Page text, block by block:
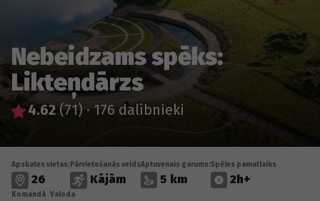
Nebeidzams spēks:
Likteņdārzs
4.62(71) · 176 dalībnieki
Apskates vietas:
26
Pārvietošanās veids
Kājām
Aptuvenais garums:
5 km
Spēles pamatlaiks
2h+
Komandā Valoda